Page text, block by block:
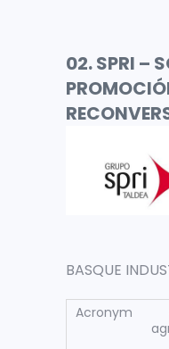
02. SPRI –
BASQUE
Acronym